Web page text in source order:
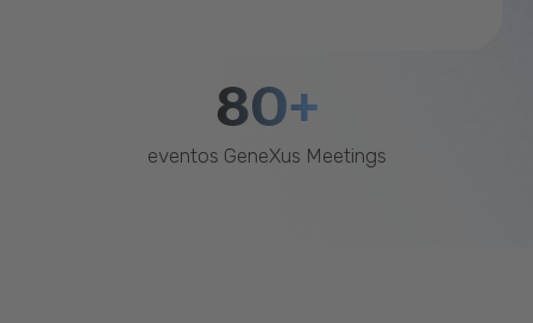
80+
eventos GeneXus Meetings